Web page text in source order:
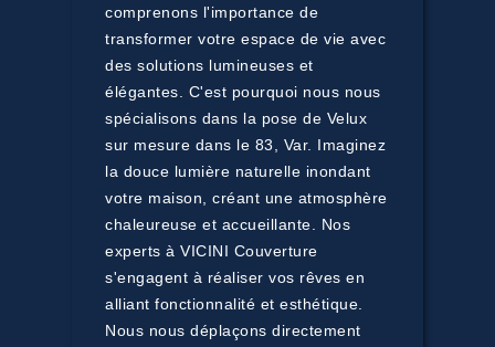
comprenons l'importance de
transformer votre espace de vie avec
des solutions lumineuses et
élégantes. C'est pourquoi nous nous
spécialisons dans la pose de Velux
sur mesure dans le 83, Var. Imaginez
la douce lumière naturelle inondant
votre maison, créant une atmosphère
chaleureuse et accueillante. Nos
experts à VICINI Couverture
s'engagent à réaliser vos rêves en
alliant fonctionnalité et esthétique.
Nous nous déplaçons directement